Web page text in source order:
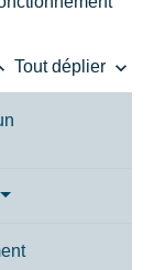
Tout déplier keyboard_arrow_down